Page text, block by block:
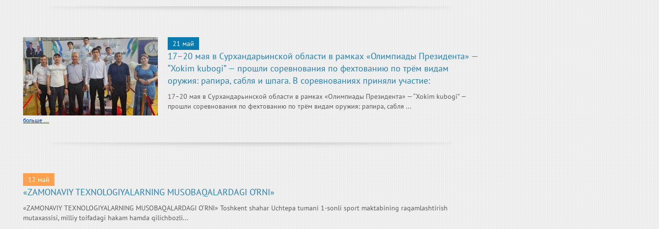
21 май
17–20 мая в Сурхандарьинской области в рамках «Олимпиады Президента» —
“Xokim kubogi” — прошли соревнования по фехтованию по трём видам
оружия: рапира, сабля и шпага. В соревнованиях приняли участие:
17–20 мая в Сурхандарьинской области в рамках «Олимпиады Президента» — “Xokim kubogi” —
прошли соревнования по фехтованию по трём видам оружия: рапира, сабля ...
больше ...
12 май
«ZAMONAVIY TEXNOLOGIYALARNING MUSOBAQALARDAGI O‘RNI»
«ZAMONAVIY TEXNOLOGIYALARNING MUSOBAQALARDAGI O‘RNI» Toshkent shahar Uchtepa tumani 1-sonli sport maktabining raqamlashtirish
mutaxassisi, milliy toifadagi hakam hamda qilichbozli...